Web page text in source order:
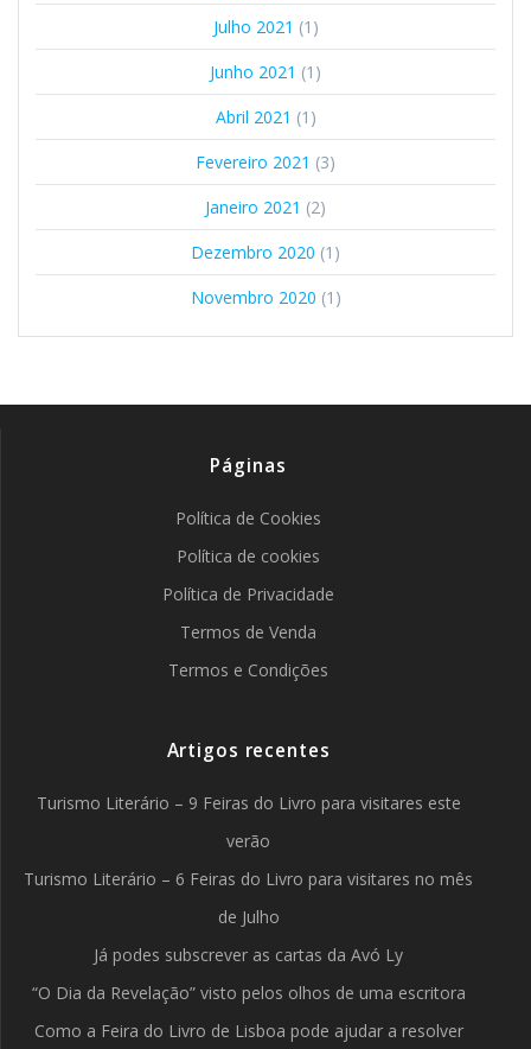
Julho 2021 (1)
Junho 2021 (1)
Abril 2021 (1)
Fevereiro 2021 (3)
Janeiro 2021 (2)
Dezembro 2020 (1)
Novembro 2020 (1)
Páginas
Política de Cookies
Política de cookies
Política de Privacidade
Termos de Venda
Termos e Condições
Artigos recentes
Turismo Literário – 9 Feiras do Livro para visitares este
verão
Turismo Literário – 6 Feiras do Livro para visitares no mês
de Julho
Já podes subscrever as cartas da Avó Ly
“O Dia da Revelação” visto pelos olhos de uma escritora
Como a Feira do Livro de Lisboa pode ajudar a resolver